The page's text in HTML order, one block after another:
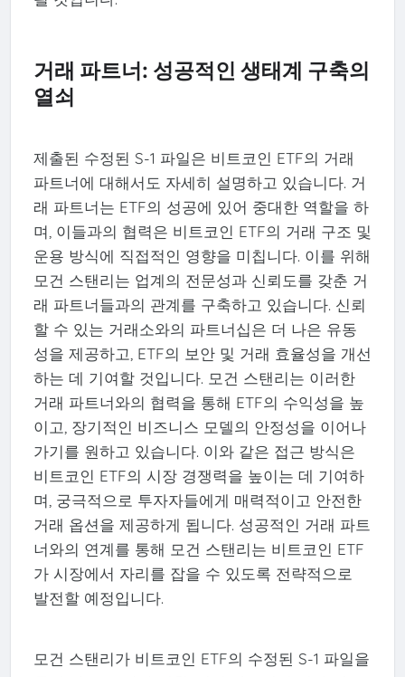
거래 파트너: 성공적인 생태계 구축의
열쇠
제출된 수정된 S-1 파일은 비트코인 ETF의 거래
파트너에 대해서도 자세히 설명하고 있습니다. 거
래 파트너는 ETF의 성공에 있어 중대한 역할을 하
며, 이들과의 협력은 비트코인 ETF의 거래 구조 및
운용 방식에 직접적인 영향을 미칩니다. 이를 위해
모건 스탠리는 업계의 전문성과 신뢰도를 갖춘 거
래 파트너들과의 관계를 구축하고 있습니다. 신뢰
할 수 있는 거래소와의 파트너십은 더 나은 유동
성을 제공하고, ETF의 보안 및 거래 효율성을 개선
하는 데 기여할 것입니다. 모건 스탠리는 이러한
거래 파트너와의 협력을 통해 ETF의 수익성을 높
이고, 장기적인 비즈니스 모델의 안정성을 이어나
가기를 원하고 있습니다. 이와 같은 접근 방식은
비트코인 ETF의 시장 경쟁력을 높이는 데 기여하
며, 궁극적으로 투자자들에게 매력적이고 안전한
거래 옵션을 제공하게 됩니다. 성공적인 거래 파트
너와의 연계를 통해 모건 스탠리는 비트코인 ETF
가 시장에서 자리를 잡을 수 있도록 전략적으로
발전할 예정입니다.
모건 스탠리가 비트코인 ETF의 수정된 S-1 파일을